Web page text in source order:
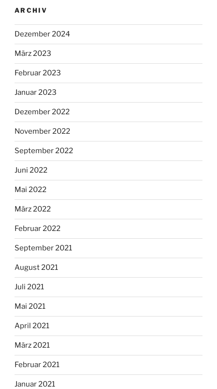
ARCHIV
Dezember 2024
März 2023
Februar 2023
Januar 2023
Dezember 2022
November 2022
September 2022
Juni 2022
Mai 2022
März 2022
Februar 2022
September 2021
August 2021
Juli 2021
Mai 2021
April 2021
März 2021
Februar 2021
Januar 2021